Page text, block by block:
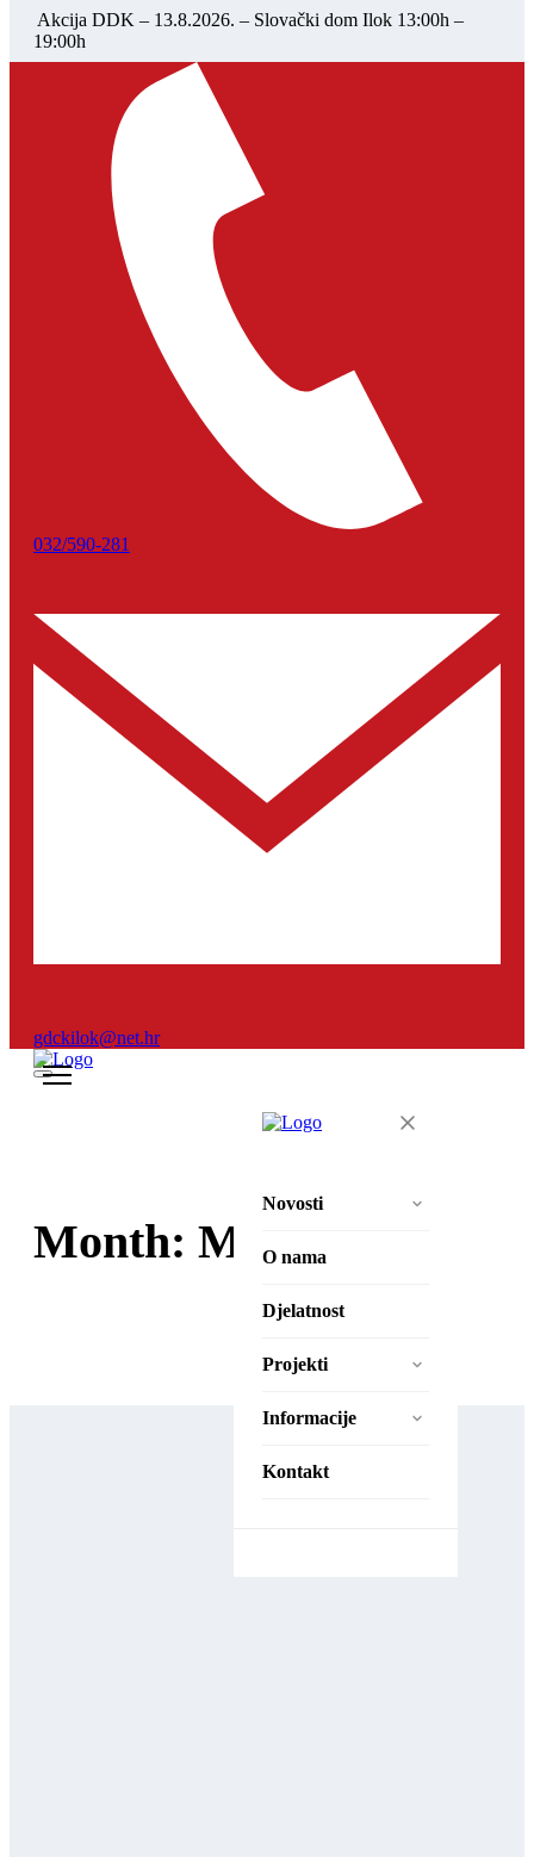
Akcija DDK – 13.8.2026. – Slovački dom Ilok 13:00h –
19:00h
032/590-281
gdckilok@net.hr
Novosti
Aktivnosti
Natječaji
Projekti
O nama
Djelatnost
Projekti
Zaželi – Ostvari!
Zaželi – Ostvari II
Informacije
Izjava o pristupačnosti
Kontakt
Month: May 2024